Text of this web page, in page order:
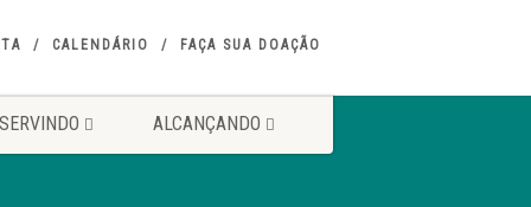
CALENDÁRIO FAÇA SUA DOAÇÃO
ALCANÇANDO